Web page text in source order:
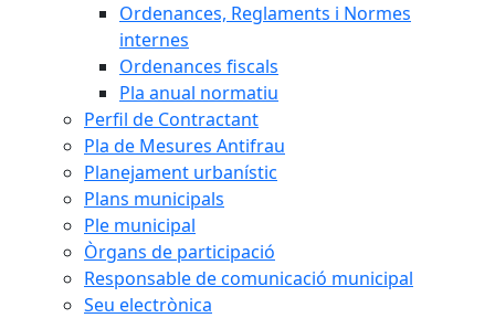
Ordenances, Reglaments i Normes
internes
Ordenances fiscals
Pla anual normatiu
Perfil de Contractant
Pla de Mesures Antifrau
Planejament urbanístic
Plans municipals
Ple municipal
Òrgans de participació
Responsable de comunicació municipal
Seu electrònica